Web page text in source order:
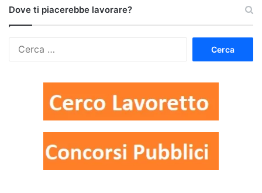
Dove ti piacerebbe lavorare?